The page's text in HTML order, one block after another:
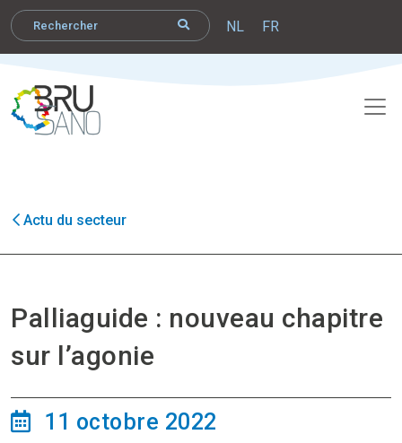
NL FR
Actu du secteur
Palliaguide : nouveau chapitre
sur l’agonie
11 octobre 2022